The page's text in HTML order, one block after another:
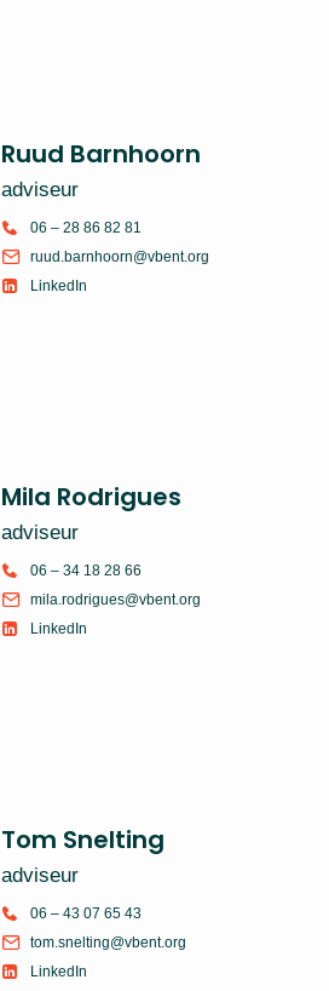
Ruud Barnhoorn
adviseur
06 – 28 86 82 81
ruud.barnhoorn@vbent.org
LinkedIn
Mila Rodrigues
adviseur
06 – 34 18 28 66
mila.rodrigues@vbent.org
LinkedIn
Tom Snelting
adviseur
06 – 43 07 65 43
tom.snelting@vbent.org
LinkedIn